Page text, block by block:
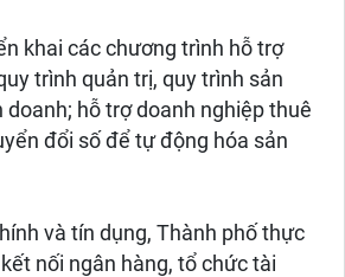
khai các chương trình hỗ trợ
trình quản trị, quy trình sản
doanh; hỗ trợ doanh nghiệp thuê
đổi số để tự động hóa sản
và tín dụng, Thành phố thực
nối ngân hàng, tổ chức tài